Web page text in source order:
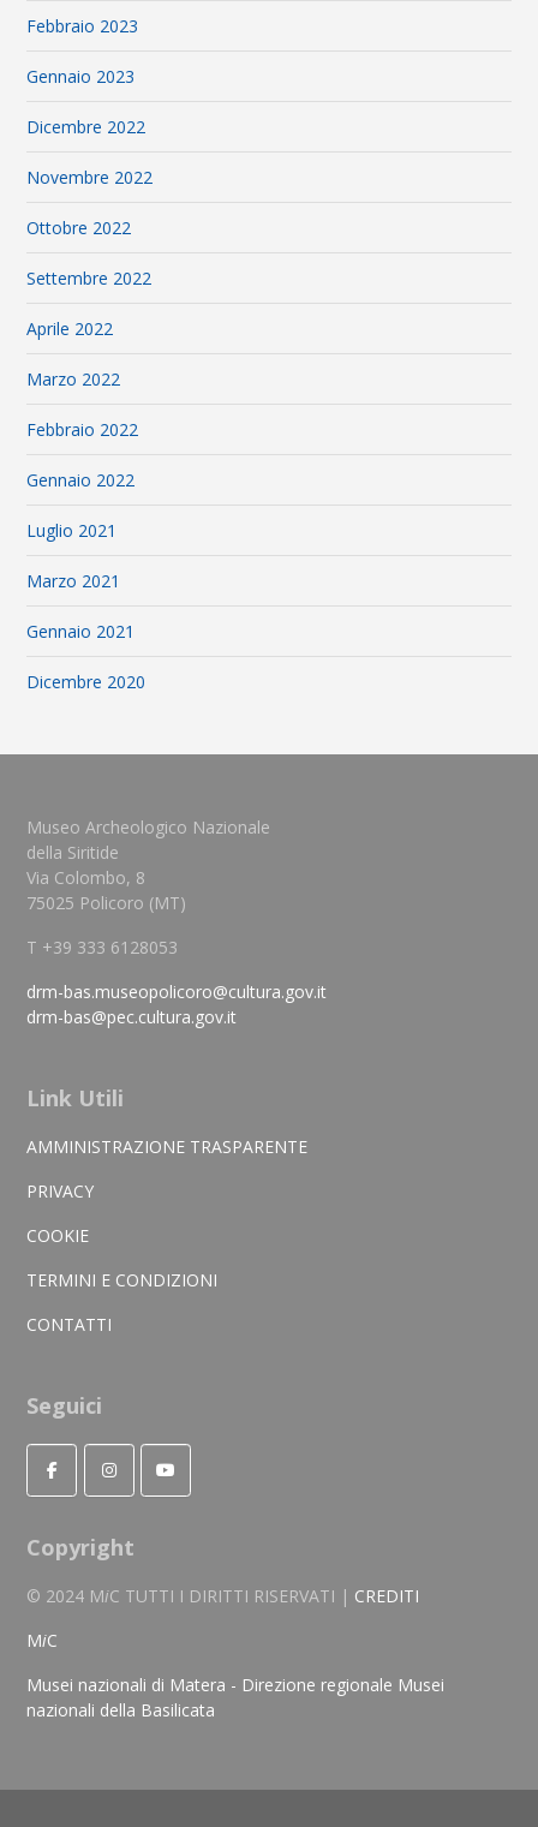
Febbraio 2023
Gennaio 2023
Dicembre 2022
Novembre 2022
Ottobre 2022
Settembre 2022
Aprile 2022
Marzo 2022
Febbraio 2022
Gennaio 2022
Luglio 2021
Marzo 2021
Gennaio 2021
Dicembre 2020
Museo Archeologico Nazionale
della Siritide
Via Colombo, 8
75025 Policoro (MT)
T +39 333 6128053
drm-bas.museopolicoro@cultura.gov.it
drm-bas@pec.cultura.gov.it
Link Utili
AMMINISTRAZIONE TRASPARENTE
PRIVACY
COOKIE
TERMINI E CONDIZIONI
CONTATTI
Seguici
Copyright
© 2024 MiC TUTTI I DIRITTI RISERVATI | CREDITI
MiC
Musei nazionali di Matera - Direzione regionale Musei
nazionali della Basilicata